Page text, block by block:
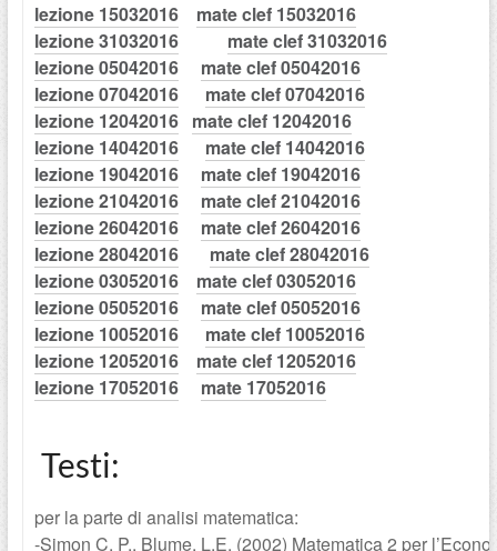
lezione 15032016
mate clef 15032016
lezione 31032016
mate clef 31032016
lezione 05042016
mate clef 05042016
lezione 07042016
mate clef 07042016
lezione 12042016 mate clef 12042016
lezione 14042016
mate clef 14042016
lezione 19042016
mate clef 19042016
lezione 21042016
mate clef 21042016
lezione 26042016
mate clef 26042016
lezione 28042016
mate clef 28042016
lezione 03052016
mate clef 03052016
lezione 05052016
mate clef 05052016
lezione 10052016
mate clef 10052016
lezione 12052016
mate clef 12052016
lezione 17052016
mate 17052016
Testi:
per la parte di analisi matematica:
-Simon C. P., Blume, L.E. (2002) Matematica 2 per